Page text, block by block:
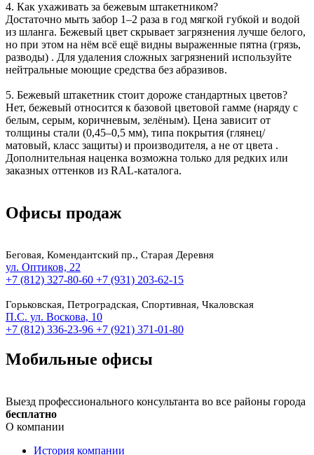
4. Как ухаживать за бежевым штакетником?
Достаточно мыть забор 1–2 раза в год мягкой губкой и водой
из шланга. Бежевый цвет скрывает загрязнения лучше белого,
но при этом на нём всё ещё видны выраженные пятна (грязь,
разводы) . Для удаления сложных загрязнений используйте
нейтральные моющие средства без абразивов.
5. Бежевый штакетник стоит дороже стандартных цветов?
Нет, бежевый относится к базовой цветовой гамме (наряду с
белым, серым, коричневым, зелёным). Цена зависит от
толщины стали (0,45–0,5 мм), типа покрытия (глянец/
матовый, класс защиты) и производителя, а не от цвета .
Дополнительная наценка возможна только для редких или
заказных оттенков из RAL-каталога.
Офисы продаж
Беговая, Комендантский пр., Старая Деревня
ул. Оптиков, 22
+7 (812) 327-80-60 +7 (931) 203-62-15
Горьковская, Петроградская, Спортивная, Чкаловская
П.С. ул. Воскова, 10
+7 (812) 336-23-96 +7 (921) 371-01-80
Мобильные офисы
Выезд профессионального консультанта во все районы города
бесплатно
О компании
История компании